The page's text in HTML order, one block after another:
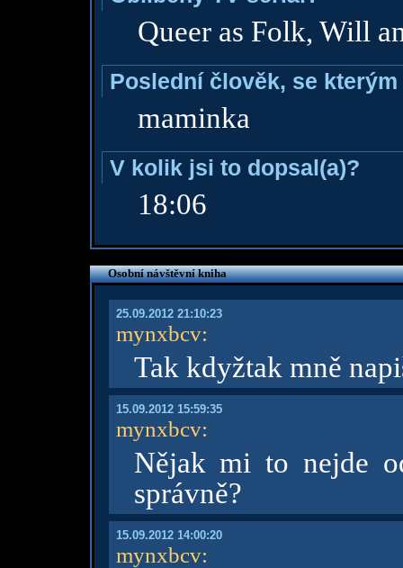
Queer as Folk, Will
Poslední člověk, se
maminka
V kolik jsi to dopsal(a)?
18:06
Osobní návštěvní kniha
25.09.2012 21:10:23
mynxbcv:
Tak kdyžtak mně
15.09.2012 15:59:35
mynxbcv:
Nějak mi to nejde
správně?
15.09.2012 14:00:20
mynxbcv: